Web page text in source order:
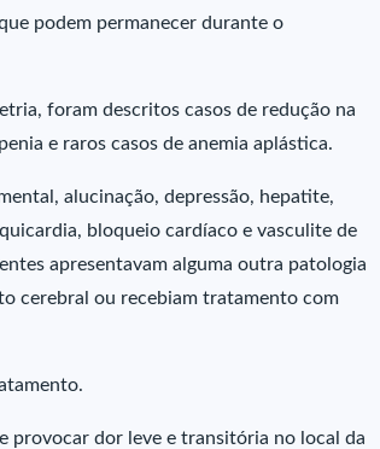
podem permanecer durante o
foram descritos casos de redução na
e raros casos de anemia aplástica.
alucinação, depressão, hepatite,
bloqueio cardíaco e vasculite de
apresentavam alguma outra patologia
cerebral ou recebiam tratamento com
provocar dor leve e transitória no local da